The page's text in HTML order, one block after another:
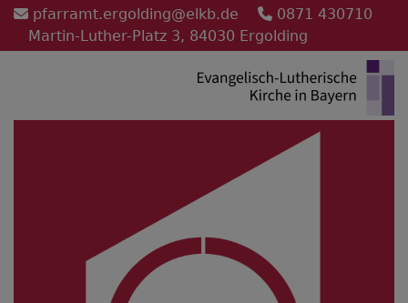
Direkt
zum
Inhalt
pfarramt.ergolding@elkb.de
0871 430710
Martin-Luther-Platz 3, 84030 Ergolding